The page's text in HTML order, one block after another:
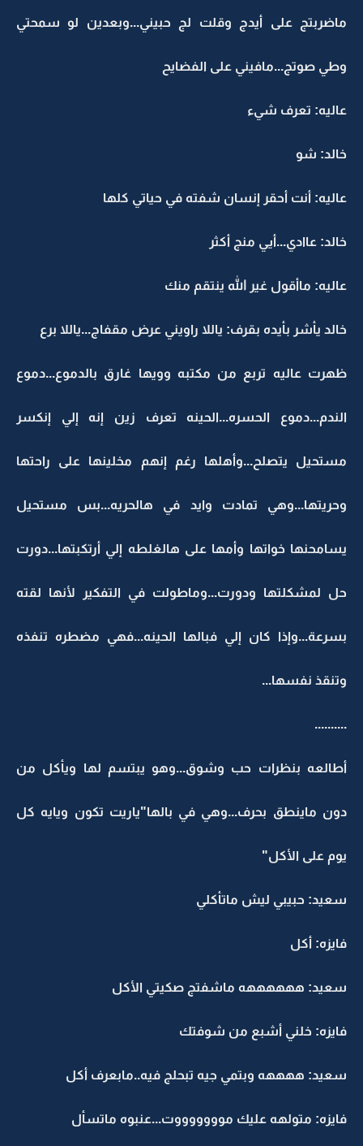
ماضربتج على أيدج وقلت لج حبيني...وبعدين لو سمحتي
وطي صوتج...مافيني على الفضايح
عاليه: تعرف شيء
خالد: شو
عاليه: أنت أحقر إنسان شفته في حياتي كلها
خالد: عاادي...أيي منج أكثر
عاليه: ماأقول غير الله ينتقم منك
خالد يأشر بأيده بقرف: ياللا راويني عرض مقفاج...ياللا برع
ظهرت عاليه تربع من مكتبه وويها غارق بالدموع...دموع
الندم...دموع الحسره...الحينه تعرف زين إنه إلي إنكسر
مستحيل يتصلح...وأهلها رغم إنهم مخلينها على راحتها
وحريتها...وهي تمادت وايد في هالحريه...بس مستحيل
يسامحنها خواتها وأمها على هالغلطه إلي أرتكبتها...دورت
حل لمشكلتها ودورت...وماطولت في التفكير لأنها لقته
بسرعة...وإذا كان إلي فبالها الحينه...فهي مضطره تنفذه
وتنقذ نفسها...
..........
أطالعه بنظرات حب وشوق...وهو يبتسم لها ويأكل من
دون ماينطق بحرف...وهي في بالها"ياريت تكون ويايه كل
يوم على الأكل"
سعيد: حبيبي ليش ماتأكلي
فايزه: أكل
سعيد: ههههههه ماشفتج صكيتي الأكل
فايزه: خلني أشبع من شوفتك
سعيد: ههههه وبتمي جيه تبحلج فيه..مابعرف أكل
فايزه: متولهه عليك موووووووت...عنبوه ماتسأل